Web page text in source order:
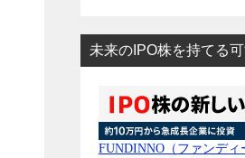
未来のIPO株を持てる
FUNDINNO（ファンディ